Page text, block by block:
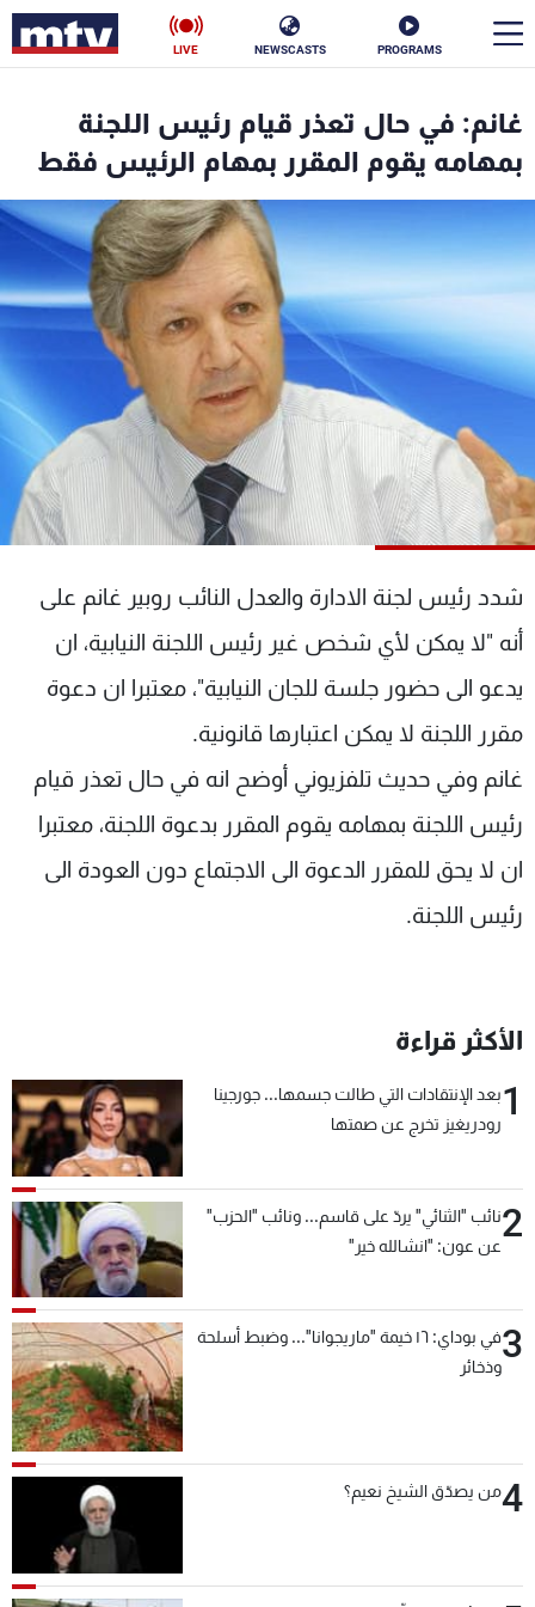
PROGRAMS
NEWSCASTS
LIVE
غانم: في حال تعذر قيام رئيس اللجنة
بمهامه يقوم المقرر بمهام الرئيس فقط
شدد رئيس لجنة الادارة والعدل النائب روبير غانم على
أنه "لا يمكن لأي شخص غير رئيس اللجنة النيابية، ان
يدعو الى حضور جلسة للجان النيابية"، معتبرا ان دعوة
مقرر اللجنة لا يمكن اعتبارها قانونية.
غانم وفي حديث تلفزيوني أوضح انه في حال تعذر قيام
رئيس اللجنة بمهامه يقوم المقرر بدعوة اللجنة، معتبرا
ان لا يحق للمقرر الدعوة الى الاجتماع دون العودة الى
رئيس اللجنة.
الأكثر قراءة
1بعد الإنتقادات التي طالت جسمها... جورجينا
رودريغيز تخرج عن صمتها
2نائب "الثنائي" يردّ على قاسم... ونائب "الحزب"
عن عون: "انشالله خير"
3
في بوداي: ١٦ خيمة "ماريجوانا"... وضبط أسلحة
وذخائر
4من يصدّق الشيخ نعيم؟
الأخبار
ناس
إقتصاد فن
منوعات رياضة
كأس العالم
البرامج
جدول البرامج
الترددات
الإنـتـاج
لاعلاناتكم
تواصل معنا
شروط الإسـتخدام
سياسة الخصوصية